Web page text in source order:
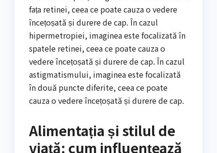
fața retinei, ceea ce poate cauza o vedere
încețoșată și durere de cap. În cazul
hipermetropiei, imaginea este focalizată în
spatele retinei, ceea ce poate cauza o
vedere încețoșată și durere de cap. În cazul
astigmatismului, imaginea este focalizată
în două puncte diferite, ceea ce poate
cauza o vedere încețoșată și durere de cap.
Alimentația și stilul de
viață: cum influențează